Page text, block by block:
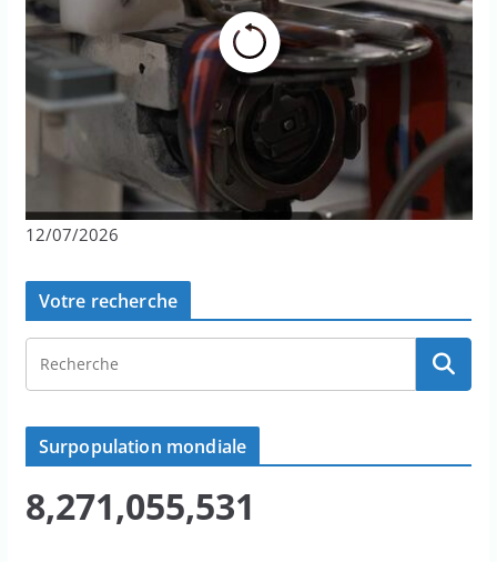
12/07/2026
Votre recherche
Surpopulation mondiale
8,271,055,531